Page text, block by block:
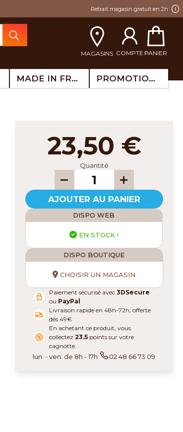
Retrait magasin gratuit en 2h
MAGASINS COMPTE PANIER
MADE IN FRANCE PROMOTIONS
23,50 €
Quantité
AJOUTER AU PANIER
DISPO WEB
EN STOCK !
DISPO BOUTIQUE
CHOISIR UN MAGASIN
Paiement sécurisé avec3DSecure
ou PayPal
Livraison rapide en 48h-72h, offerte
dès 49€
En achetant ce produit, vous
collectez23.5 points sur votre
cagnotte.
lun. - ven. de 8h - 17h 02 48 66 73 09